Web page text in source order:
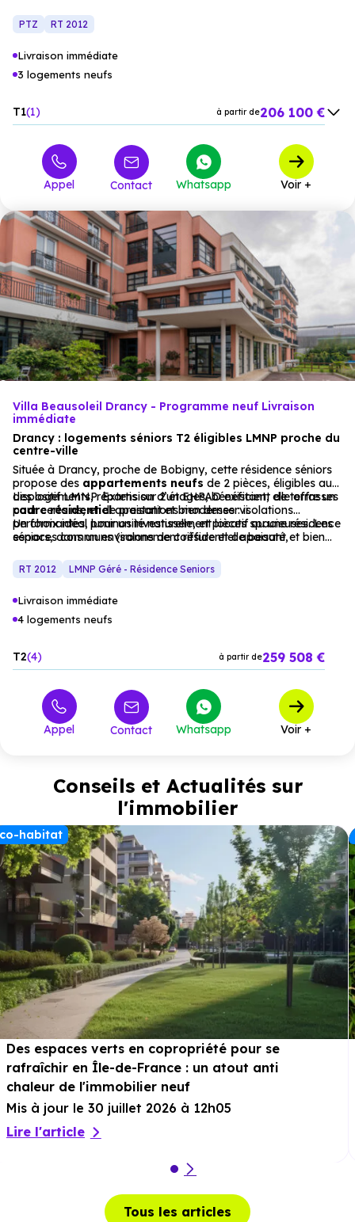
vers l’extérieur, pour des moments de détente. Les places de
parking en sous-sol et les jardins partagés complètent l’offre,
réussi.
PTZ RT 2012
Livraison immédiate
3 logements neufs
T1 1 à partir de206 100 €
à partir de 273 600 €
Appel Contact Whatsapp Voir +
Villa Beausoleil Drancy - Programme neuf Livraison
immédiate
Drancy : logements séniors T2 éligibles LMNP proche du
centre-ville
Située à Drancy, proche de Bobigny, cette résidence séniors
propose des appartements neufs de 2 pièces, éligibles au
dispositif LMNP. Extension d’un EHPAD existant, elle offre un
cadre résidentielapaisant et bien desservi.
Les logements, répartis sur 2 étages, bénéficient de terrasses
pour certains, et de prestations modernes : isolations
performantes, luminosité naturelle, et pièces spacieuses. Les
espaces communs (salons de coiffure et de beauté,
la convivialité et les rencontres.
Un choix idéal pour un investissement locatif ou une résidence
séniors, dans un environnement résidentiel apaisant et bien
RT 2012 LMNP Géré - Résidence Seniors
Livraison immédiate
4 logements neufs
T2 4 à partir de259 508 €
Appel Contact Whatsapp Voir +
Conseils et Actualités sur
l'immobilier
habitat
Des espaces verts en copropriété pour se
rafraîchir en Île-de-France : un atout anti
chaleur de l'immobilier neuf
Mis à jour le 30 juillet 2026 à 12h05
Lire l'article
Tous les articles